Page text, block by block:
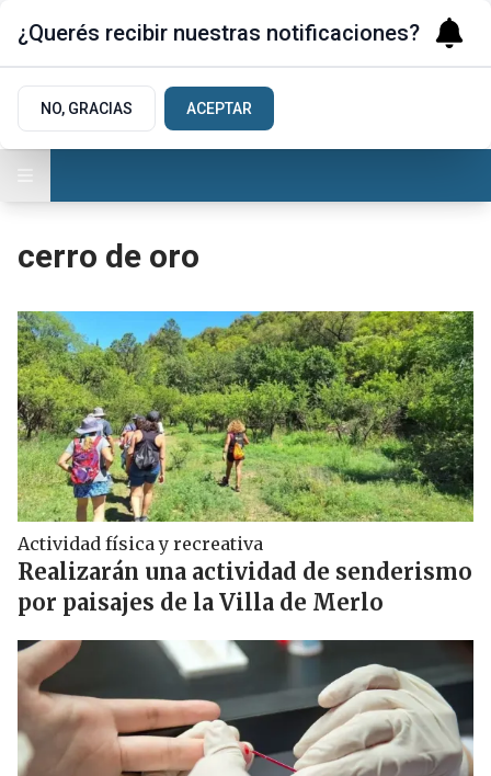
cerro de oro
Actividad física y recreativa
Realizarán una actividad de senderismo
por paisajes de la Villa de Merlo
¿Querés recibir nuestras notificaciones?
NO, GRACIAS ACEPTAR